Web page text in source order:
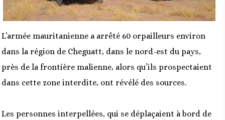
L’armée mauritanienne a arrêté 60 orpailleurs environ
dans la région de Cheguatt, dans le nord-est du pays,
près de la frontière malienne, alors qu’ils prospectaient
dans cette zone interdite, ont révélé des sources.
Les personnes interpellées, qui se déplaçaient à bord de